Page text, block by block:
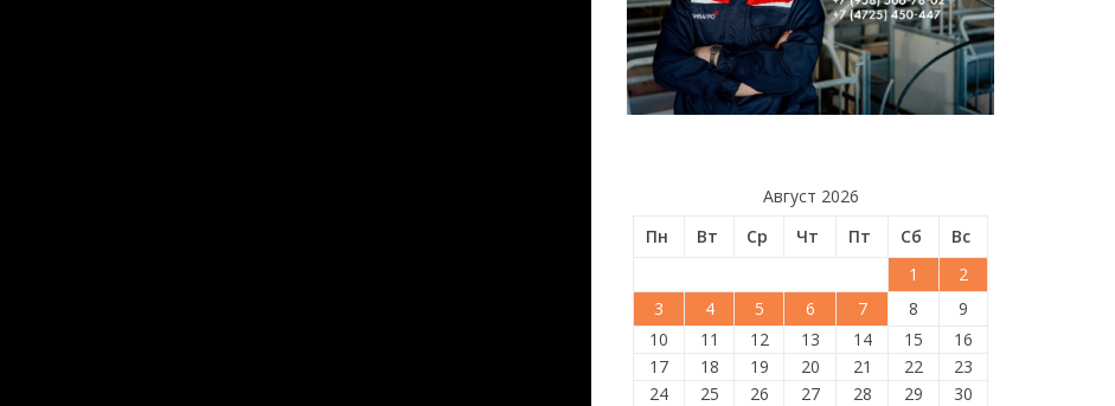
Август 2026
Пн
Вт Ср Чт Пт Сб
Вс
1
2
3
4 5 6 7 8
9
10
11 12 13 14 15
16
17
18 19 20 21 22
23
24
25 26 27 28 29
30